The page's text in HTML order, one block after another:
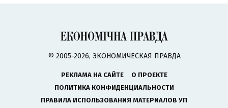
© 2005-2026, ЭКОНОМИЧЕСКАЯ ПРАВДА
РЕКЛАМА НА САЙТЕ
О ПРОЕКТЕ
ПОЛИТИКА КОНФИДЕНЦИАЛЬНОСТИ
ПРАВИЛА ИСПОЛЬЗОВАНИЯ МАТЕРИАЛОВ УП